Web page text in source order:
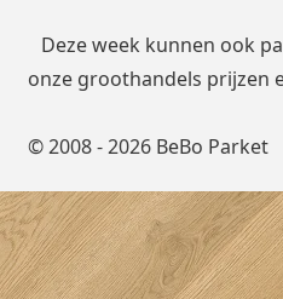
© 2008 - 2026 BeBo Parket
Deze week kunnen ook
onze groothandels prijzen